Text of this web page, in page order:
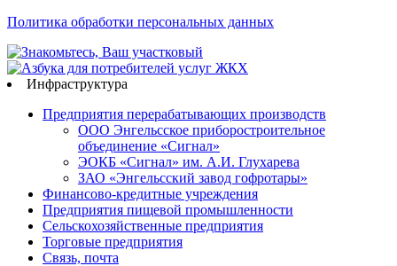
Политика обработки персональных данных
Инфраструктура
Предприятия перерабатывающих производств
ООО Энгельсское приборостроительное
объединение «Сигнал»
ЭОКБ «Сигнал» им. А.И. Глухарева
ЗАО «Энгельсский завод гофротары»
Финансово-кредитные учреждения
Предприятия пищевой промышленности
Сельскохозяйственные предприятия
Торговые предприятия
Связь, почта